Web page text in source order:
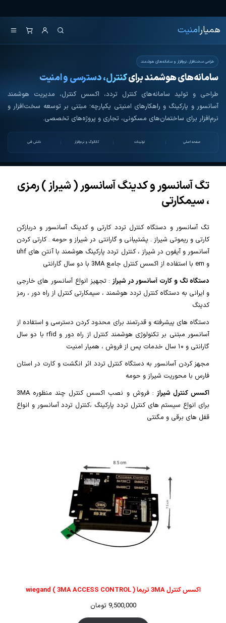
to
the
content
همیارامنیت
طراحی سخت‌افزار، نرم‌افزار و سامانه‌های هوشمند
سامانه‌های هوشمند برایکنترل، دسترسی و امنیت
طراحی و تولید سامانه‌های کنترل تردد، اکسس کنترل، مدیریت هوشمند
آسانسور و پارکینگ و راهکارهای امنیتی یکپارچه؛ مبتنی بر توسعه سخت‌افزار و
نرم‌افزار برای ساختمان‌های مسکونی، تجاری و پروژه‌های تخصصی.
صفحه اصلی تولیدات کاتالوگ و نرم‌افزار دانش فنی
تگ آسانسور و کدینگ آسانسور ( شیراز ) رمزی
، سیمکارتی
تگ آسانسور و دستگاه کنترل تردد کارتی و کدینگ آسانسور و دربازکن
کارتی و ریموتی شیراز . پشتیبانی و گارانتی در شیراز و حومه . کارتی کردن
آسانسور و آیفون در شیراز ، کنترل تردد پارکینگ هوشمند با آنتن های uhf
و em با استفاده از اکسس کنترل جامع 3MA با دو سال گارانتی
دستگاه تگ و کارت آسانسور در شیراز: تجهیز انواع آسانسور های خارجی
و ایرانی به دستگاه کنترل تردد هوشمند ، سیمکارتی کنترل از راه دور ، رمز
کدینگ
دستگاه های پیشرفته و قدرتمند برای محدود کردن دسترسی و استفاده از
آسانسور مبتنی بر تکنولوژی هوشمند کنترل از راه دور و rfid با دو سال
گارانتی و ۱۰ سال خدمات پس از فروش ، همیار امنیت
مجهز کردن آسانسور به دستگاه کنترل تردد اثر انگشت و کارت در استان
فارس با محوریت شیراز و حومه
اکسس کنترل شیراز
: فروش و نصب اکسس کنترل چند منظوره 3MA
برای انواع سیستم های کنترل تردد پارکینگ ،کنترل تردد آسانسور و انواع
قفل های برقی و مگنتی
اکسس کنترل 3MA تریما ( 3MA ACCESS CONTROL ) wiegand
9,500,000 تومان